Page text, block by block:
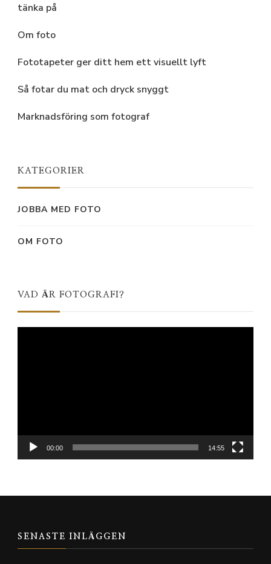
tänka på
Om foto
Fototapeter ger ditt hem ett visuellt lyft
Så fotar du mat och dryck snyggt
Marknadsföring som fotograf
KATEGORIER
JOBBA MED FOTO
OM FOTO
VAD ÄR FOTOGRAFI?
00:00 14:55
SENASTE INLÄGGEN